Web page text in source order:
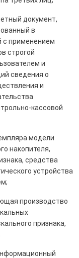
документ,
в
с применением
строгой
и
сведения о
и
кассовой
модели
накопителя,
средства
устройства
производство
признака,